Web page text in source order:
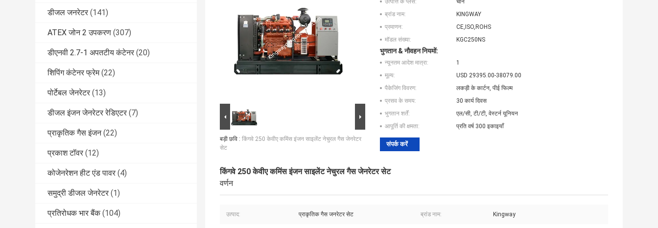
डीजल जनरेटर (141)
ATEX जोन 2 उपकरण (307)
डीएनवी 2.7-1 अपतटीय कंटेनर (20)
शिपिंग कंटेनर फ्रेम (22)
पोर्टेबल जेनरेटर (13)
डीजल इंजन जेनरेटर रेडिएटर (7)
प्राकृतिक गैस इंजन (22)
प्रकाश टॉवर (12)
कोजेनरेशन हीट एंड पावर (4)
समुद्री डीजल जेनरेटर (1)
प्रतिरोधक भार बैंक (104)
बड़ी छवि : किंगवे 250 केवीए कमिंस इंजन साइलेंट नेचुरल गैस जेनरेटर
सेट
उत्पत्ति के प्लेस:
चीन
ब्रांड नाम:
KINGWAY
प्रमाणन:
CE,ISO,ROHS
मॉडल संख्या:
KGC250NS
भुगतान & नौवहन नियमों:
न्यूनतम आदेश मात्रा:
1
मूल्य:
USD 29395.00-38079.00
पैकेजिंग विवरण:
लकड़ी के कार्टन, पीई फिल्म
प्रसव के समय:
30 कार्य दिवस
भुगतान शर्तें:
एल/सी, टी/टी, वेस्टर्न यूनियन
आपूर्ति की क्षमता:
प्रति वर्ष 300 इकाइयाँ
संपर्क करें
किंगवे 250 केवीए कमिंस इंजन साइलेंट नेचुरल गैस जेनरेटर सेट
वर्णन
उत्पाद: प्राकृतिक गैस जनरेटर सेट ब्रांड नाम: Kingway